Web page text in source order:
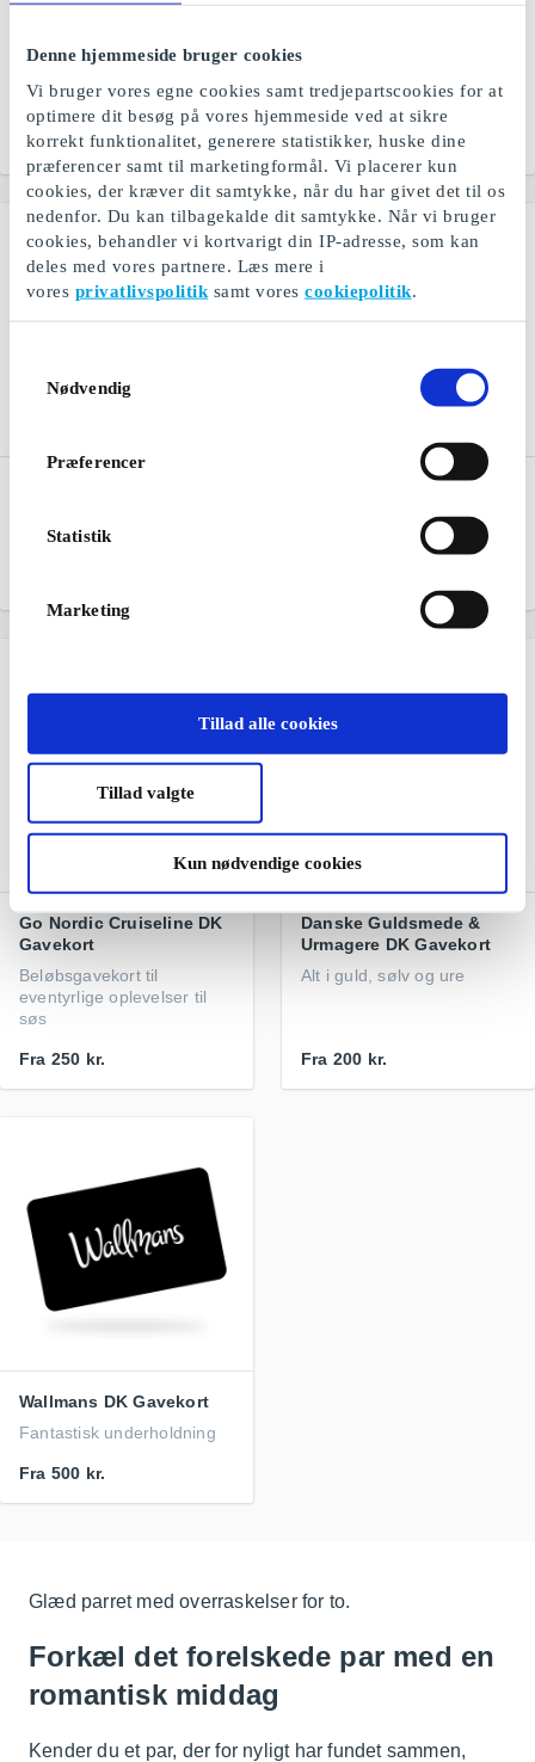
Denne hjemmeside bruger cookies
Vi bruger vores egne cookies samt tredjepartscookies for at
optimere dit besøg på vores hjemmeside ved at sikre
korrekt funktionalitet, generere statistikker, huske dine
præferencer samt til marketingformål. Vi placerer kun
cookies, der kræver dit samtykke, når du har givet det til os
nedenfor. Du kan tilbagekalde dit samtykke. Når vi bruger
cookies, behandler vi kortvarigt din IP-adresse, som kan
deles med vores partnere. Læs mere i
vores privatlivspolitik samt vorescookiepolitik.
Nødvendig
Præferencer
Statistik
Marketing
Tillad alle cookies
Tillad valgte
Kun nødvendige cookies
Restaurant DK Gavekort
Et gavekort til masser af
oplevelser
Fra 200 kr.
Design, mode og møbler
online
Fra 100 kr.
kvalitetssexlegetøj
Espresso House DK
Glæden ved god kaffe
Go Nordic Cruiseline DK
Gavekort
Beløbsgavekort til
eventyrlige oplevelser til
søs
Fra 250 kr.
Danske Guldsmede &
Urmagere DK Gavekort
Alt i guld, sølv og ure
Fra 200 kr.
Wallmans DK Gavekort
Fantastisk underholdning
Fra 500 kr.
Glæd parret med overraskelser for to.
Forkæl det forelskede par med en
romantisk middag
Kender du et par, der for nyligt har fundet sammen,